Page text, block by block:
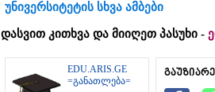
უნივერსიტეტის სხვა ამბები
დასვით კითხვა და მიიღეთ პასუხი -
EDU.ARIS.GE
=განათლება=
გაუზიარე